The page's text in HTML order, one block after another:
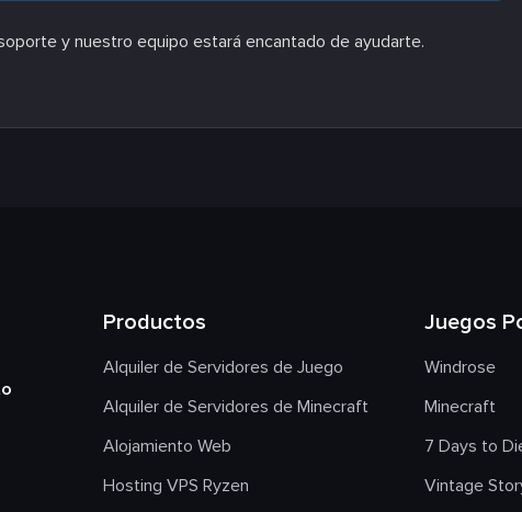
y nuestro equipo estará encantado de ayudarte.
Productos
Alquiler de Servidores de Juego
Alquiler de Servidores de Minecraft
Alojamiento Web
Hosting VPS Ryzen
Juegos
Windrose
Minecraft
7 Days to
Vintage